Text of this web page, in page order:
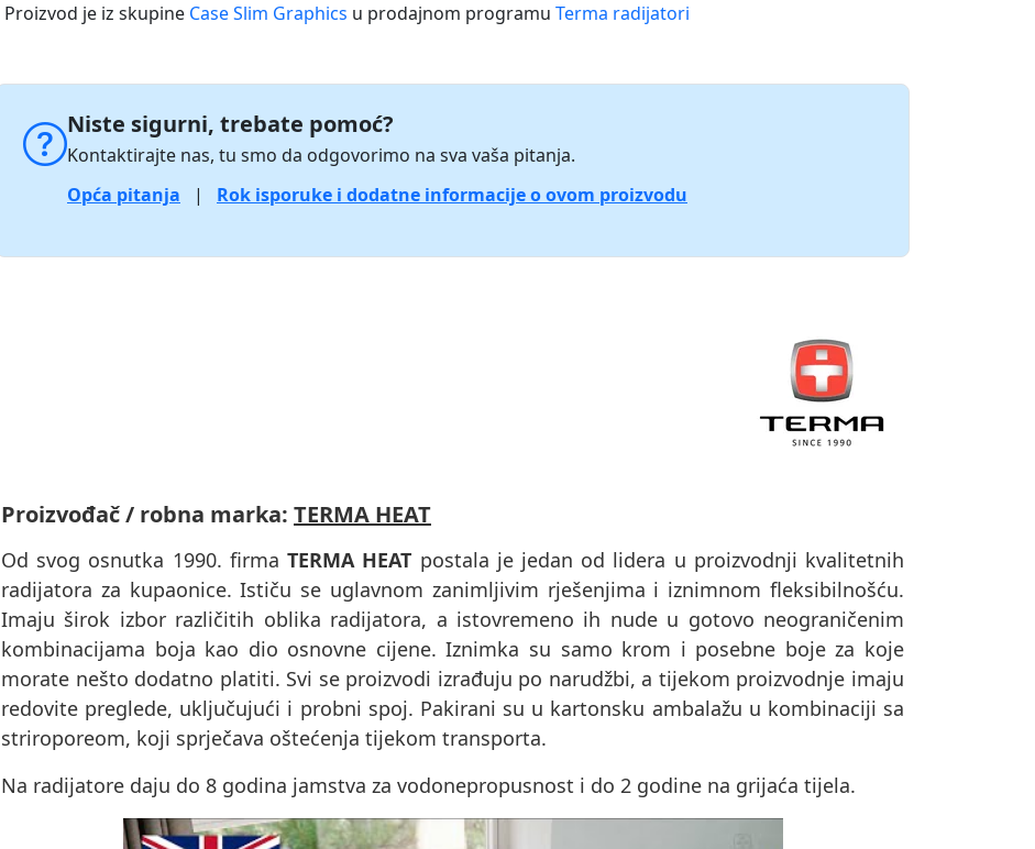
Proizvod je iz skupine Case Slim Graphics u prodajnom programu Terma radijatori
Niste sigurni, trebate pomoć?
Kontaktirajte nas, tu smo da odgovorimo na sva vaša pitanja.
Opća pitanja
| Rok isporuke i dodatne informacije o ovom proizvodu
Proizvođač / robna marka: TERMA HEAT
Od svog osnutka 1990. firmaTERMA HEAT postala je jedan od lidera u proizvodnji kvalitetnih
radijatora za kupaonice. Ističu se uglavnom zanimljivim rješenjima i iznimnom fleksibilnošću.
Imaju širok izbor različitih oblika radijatora, a istovremeno ih nude u gotovo neograničenim
kombinacijama boja kao dio osnovne cijene. Iznimka su samo krom i posebne boje za koje
morate nešto dodatno platiti. Svi se proizvodi izrađuju po narudžbi, a tijekom proizvodnje imaju
redovite preglede, uključujući i probni spoj. Pakirani su u kartonsku ambalažu u kombinaciji sa
striroporeom, koji sprječava oštećenja tijekom transporta.
Na radijatore daju do 8 godina jamstva za vodonepropusnost i do 2 godine na grijaća tijela.